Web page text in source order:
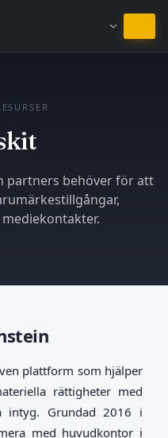
partners behöver för att
plattform som hjälper
rättigheter med
intyg. Grundad 2016 i
med huvudkontor i